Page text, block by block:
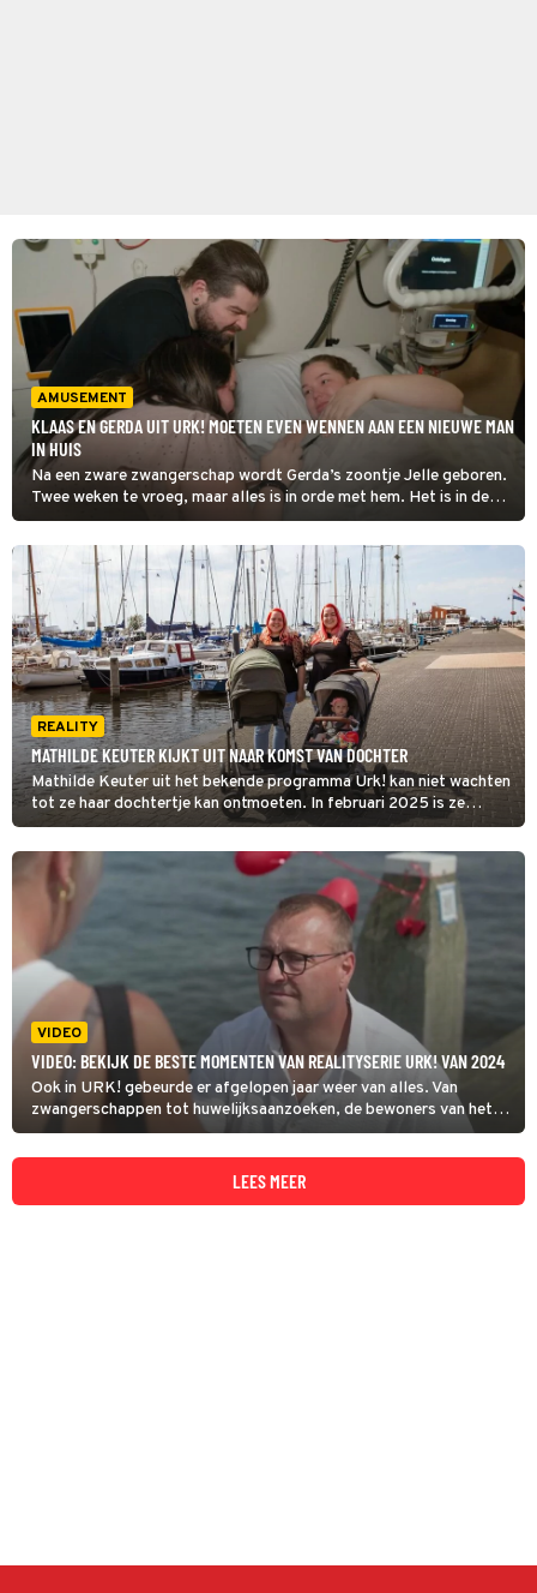
AMUSEMENT
KLAAS EN GERDA UIT URK! MOETEN EVEN WENNEN AAN EEN NIEUWE MAN
IN HUIS
Na een zware zwangerschap wordt Gerda’s zoontje Jelle geboren.
Twee weken te vroeg, maar alles is in orde met hem. Het is in deze
aflevering van Urk! voor Klaas en Gerda even wennen met deze
nieuwe man in huis, maar er heerst vooral vreugde.
REALITY
MATHILDE KEUTER KIJKT UIT NAAR KOMST VAN DOCHTER
Mathilde Keuter uit het bekende programma Urk! kan niet wachten
tot ze haar dochtertje kan ontmoeten. In februari 2025 is ze
uitgerekend en ze deelt op haar Instagram een foto van haar
babybuik.
VIDEO
VIDEO: BEKIJK DE BESTE MOMENTEN VAN REALITYSERIE URK! VAN 2024
Ook in URK! gebeurde er afgelopen jaar weer van alles. Van
zwangerschappen tot huwelijksaanzoeken, de bewoners van het
vissersdorp zaten niet stil en we konden alles volgen in de
realitysoap op SBS6. Hoog tijd om de beste momenten van 2024
LEES MEER